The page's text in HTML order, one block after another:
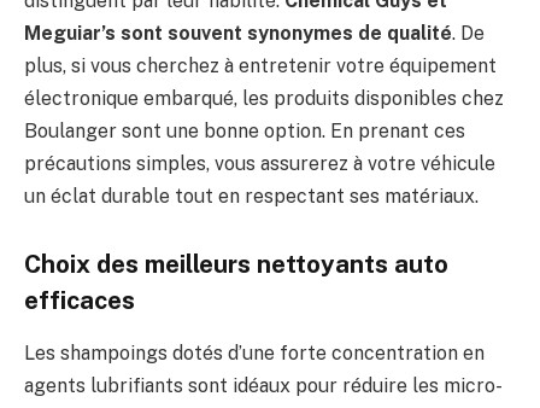
Meguiar’s sont souvent synonymes de qualité. De
plus, si vous cherchez à entretenir votre équipement
électronique embarqué, les produits disponibles chez
Boulanger sont une bonne option. En prenant ces
précautions simples, vous assurerez à votre véhicule
un éclat durable tout en respectant ses matériaux.
Choix des meilleurs nettoyants auto
efficaces
Les shampoings dotés d’une forte concentration en
agents lubrifiants sont idéaux pour réduire les micro-